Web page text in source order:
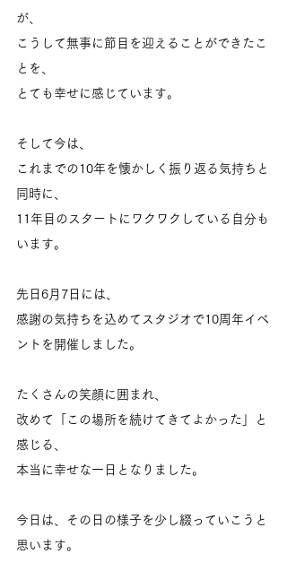
が、
こうして無事に節目を迎えることができたこ
とを、
とても幸せに感じています。
そして今は、
これまでの10年を懐かしく振り返る気持ちと
同時に、
11年目のスタートにワクワクしている自分も
います。
先日6月7日には、
感謝の気持ちを込めてスタジオで10周年イベ
ントを開催しました。
たくさんの笑顔に囲まれ、
改めて「この場所を続けてきてよかった」と
感じる、
本当に幸せな一日となりました。
今日は、その日の様子を少し綴っていこうと
思います。